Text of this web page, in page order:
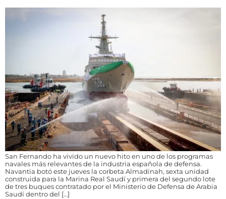
San Fernando ha vivido un nuevo hito en uno de los programas
navales más relevantes de la industria española de defensa.
Navantia botó este jueves la corbeta Almadinah, sexta unidad
construida para la Marina Real Saudí y primera del segundo lote
de tres buques contratado por el Ministerio de Defensa de Arabia
Saudí dentro del […]